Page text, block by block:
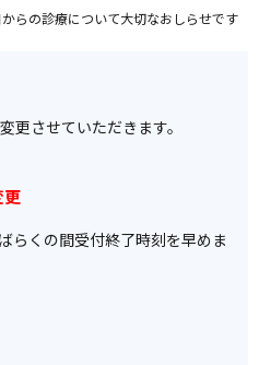
らの診療について大切なおしらせです
更させていただきます。
更
らくの間受付終了時刻を早めま